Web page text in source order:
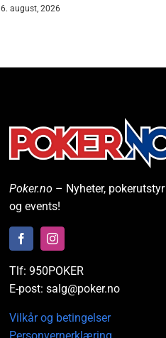
6. august, 2026
Poker.no – Nyheter, pokerutstyr
og events!
Tlf: 950POKER
E-post: salg@poker.no
Vilkår og betingelser